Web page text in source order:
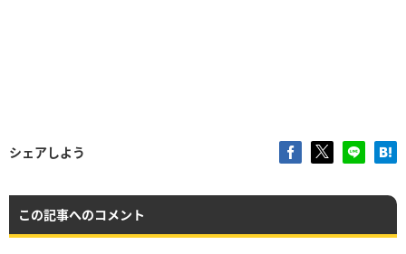
シェアしよう
この記事へのコメント